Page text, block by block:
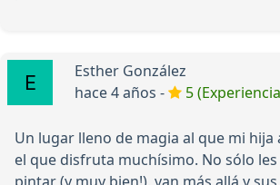
Esther González
hace 4 años -
5
Un lugar lleno de magia al que mi hija
el que disfruta muchísimo. No sólo les